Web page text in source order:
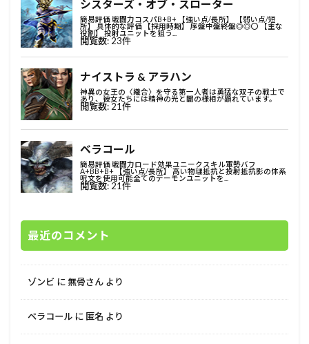
最近のコメント
ゾンビ に 無骨さん より
ベラコール に 匿名 より